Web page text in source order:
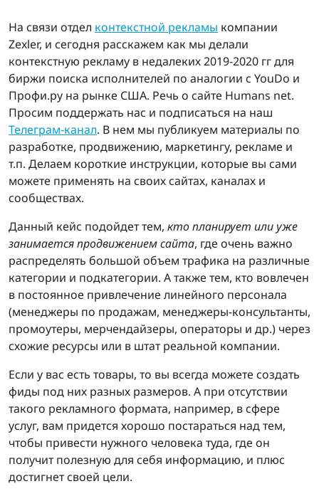
На связи отдел контекстной рекламы компании
Zexler, и сегодня расскажем как мы делали
контекстную рекламу в недалеких 2019-2020 гг для
биржи поиска исполнителей по аналогии с YouDo и
Профи.ру на рынке США. Речь о сайте Humans net.
Просим поддержать нас и подписаться на наш
Телеграм-канал. В нем мы публикуем материалы по
разработке, продвижению, маркетингу, рекламе и
т.п. Делаем короткие инструкции, которые вы сами
можете применять на своих сайтах, каналах и
сообществах.
Данный кейс подойдет тем, кто планирует или уже
занимается продвижением сайта, где очень важно
распределять большой объем трафика на различные
категории и подкатегории. А также тем, кто вовлечен
в постоянное привлечение линейного персонала
(менеджеры по продажам, менеджеры-консультанты,
промоутеры, мерчендайзеры, операторы и др.) через
схожие ресурсы или в штат реальной компании.
Если у вас есть товары, то вы всегда можете создать
фиды под них разных размеров. А при отсутствии
такого рекламного формата, например, в сфере
услуг, вам придется хорошо постараться над тем,
чтобы привести нужного человека туда, где он
получит полезную для себя информацию, и плюс
достигнет своей цели.